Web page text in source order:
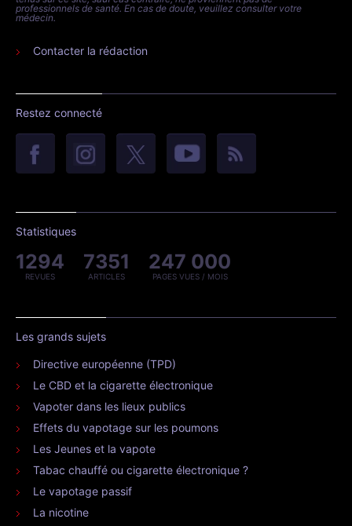
professionnels de santé. En cas de doute, veuillez consulter votre
médecin.
Contacter la rédaction
Restez connecté
Statistiques
1294
REVUES
7351
ARTICLES
247 000
PAGES VUES / MOIS
Les grands sujets
Directive européenne (TPD)
Le CBD et la cigarette électronique
Vapoter dans les lieux publics
Effets du vapotage sur les poumons
Les Jeunes et la vapote
Tabac chauffé ou cigarette électronique ?
Le vapotage passif
La nicotine